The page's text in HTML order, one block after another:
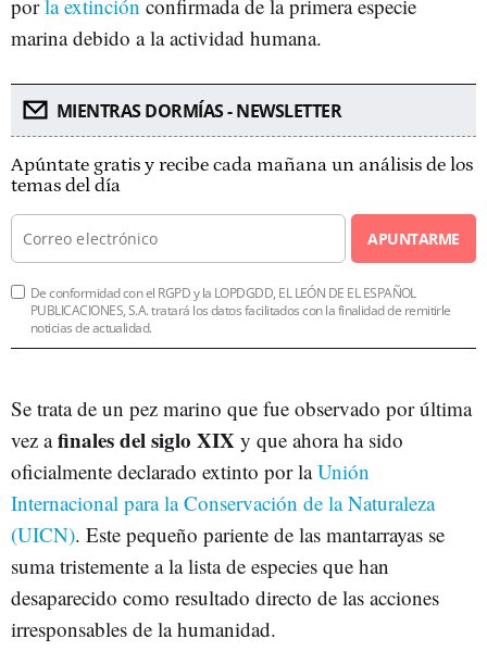
porla extinción confirmada de la primera especie
marina debido a la actividad humana.
MIENTRAS DORMÍAS - NEWSLETTER
Apúntate gratis y recibe cada mañana un análisis de los
temas del día
APUNTARME
De conformidad con el RGPD y la LOPDGDD, EL LEÓN DE EL ESPAÑOL
PUBLICACIONES, S.A. tratará los datos facilitados con la finalidad de remitirle
noticias de actualidad.
Se trata de un pez marino que fue observado por última
vez afinales del siglo XIX y que ahora ha sido
oficialmente declarado extinto por laUnión
Internacional para la Conservación de la Naturaleza
(UICN). Este pequeño pariente de las mantarrayas se
suma tristemente a la lista de especies que han
desaparecido como resultado directo de las acciones
irresponsables de la humanidad.